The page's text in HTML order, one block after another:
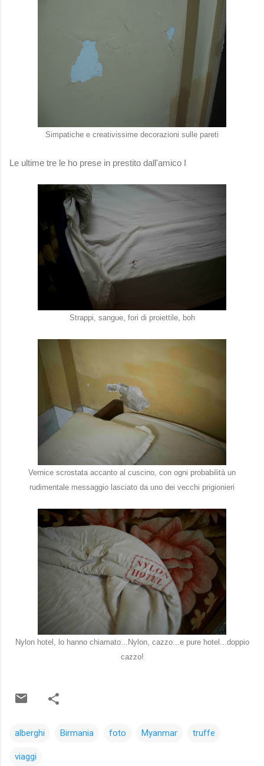
Simpatiche e creativissime decorazioni sulle pareti
Le ultime tre le ho prese in prestito dall'amico I
Strappi, sangue, fori di proiettile, boh
Vernice scrostata accanto al cuscino, con ogni probabilità un
rudimentale messaggio lasciato da uno dei vecchi prigionieri
Nylon hotel, lo hanno chiamato...Nylon, cazzo...e pure hotel...doppio
cazzo!
alberghi Birmania foto Myanmar truffe
viaggi